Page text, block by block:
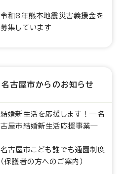
令和8年熊本地震災害義援金を
募集しています
名古屋市からのお知らせ
結婚新生活を応援します！―名
古屋市結婚新生活応援事業―
名古屋市こども誰でも通園制度
（保護者の方へのご案内）